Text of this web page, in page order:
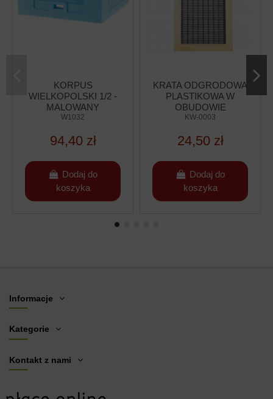
KORPUS
WIELKOPOLSKI 1/2 -
MALOWANY
W1032
94,40 zł
Dodaj do
koszyka
KRATA ODGRODOWA
PLASTIKOWA W
OBUDOWIE
DREWNIANEJ -
WARSZAWSKA
(250X455MM)
KW-0003
24,50 zł
Dodaj do
koszyka
Informacje
Kategorie
Kontakt z nami